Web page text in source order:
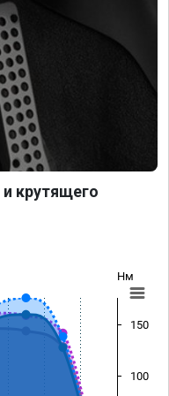
крутящего
Нм
100
150